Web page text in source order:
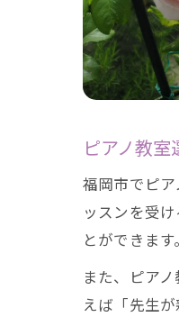
ピアノ教
福岡市でピ
ッスンを受
とができます。
また、ピア
えば「先生